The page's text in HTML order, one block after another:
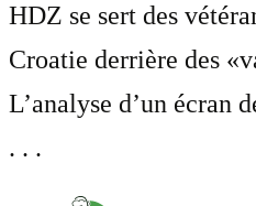
HDZ se sert des
Croatie derrière des
L’analyse d’un écran
. . .